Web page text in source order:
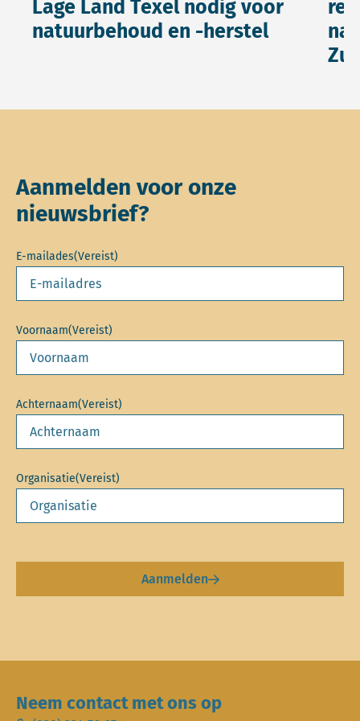
Lage Land Texel nodig voor
natuurbehoud en -herstel
Aanmelden voor onze
nieuwsbrief?
E-mailades(Vereist)
Voornaam(Vereist)
Achternaam(Vereist)
Organisatie(Vereist)
Aanmelden
Neem contact met ons op